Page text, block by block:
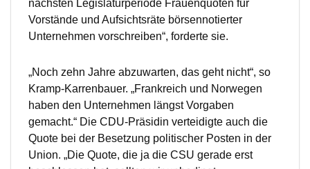
nächsten Legislaturperiode Frauenquoten für
Vorstände und Aufsichtsräte börsennotierter
Unternehmen vorschreiben“, forderte sie.
„Noch zehn Jahre abzuwarten, das geht nicht“, so
Kramp-Karrenbauer. „Frankreich und Norwegen
haben den Unternehmen längst Vorgaben
gemacht.“ Die CDU-Präsidin verteidigte auch die
Quote bei der Besetzung politischer Posten in der
Union. „Die Quote, die ja die CSU gerade erst